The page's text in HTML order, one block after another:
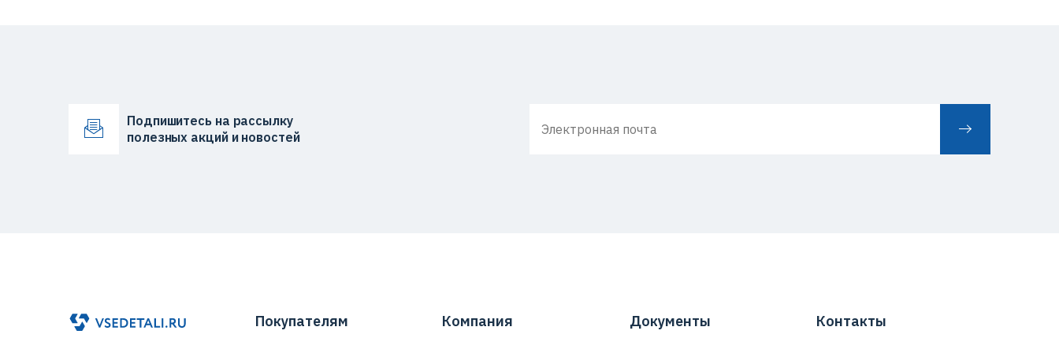
Подпишитесь на рассылку
полезных акций и новостей
Покупателям Компания Документы Контакты